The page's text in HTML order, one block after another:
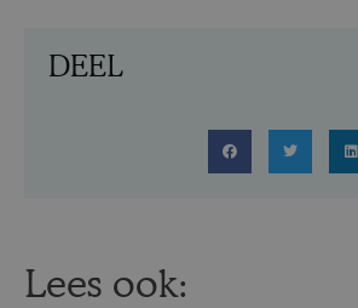
DEEL
Lees ook: